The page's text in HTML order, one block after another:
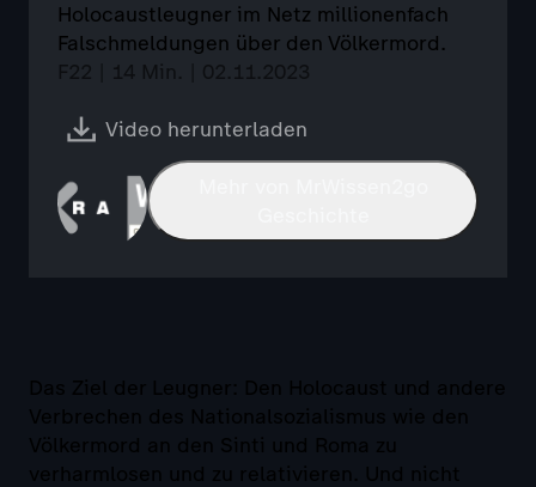
Holocaustleugner im Netz millionenfach
Falschmeldungen über den Völkermord.
F22 | 14 Min. | 02.11.2023
Video herunterladen
Das Ziel der Leugner: Den Holocaust und andere
Verbrechen des Nationalsozialismus wie den
Völkermord an den Sinti und Roma zu
verharmlosen und zu relativieren. Und nicht